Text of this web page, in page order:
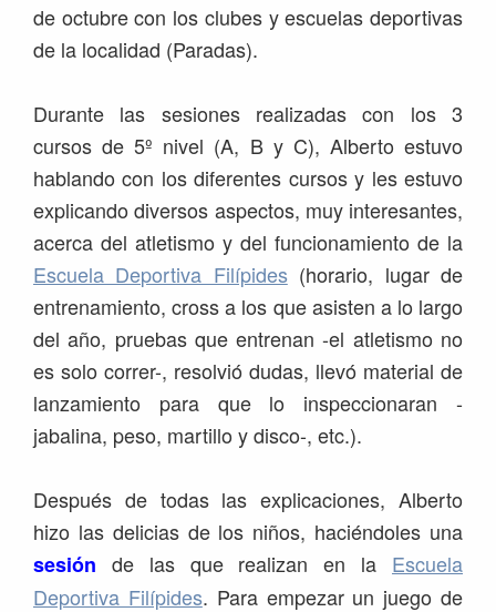
de octubre con los clubes y escuelas deportivas
de la localidad (Paradas).
Durante las sesiones realizadas con los 3
cursos de 5º nivel (A, B y C), Alberto estuvo
hablando con los diferentes cursos y les estuvo
explicando diversos aspectos, muy interesantes,
acerca del atletismo y del funcionamiento de la
Escuela Deportiva Filípides (horario, lugar de
entrenamiento, cross a los que asisten a lo largo
del año, pruebas que entrenan -el atletismo no
es solo correr-, resolvió dudas, llevó material de
lanzamiento para que lo inspeccionaran -
jabalina, peso, martillo y disco-, etc.).
Después de todas las explicaciones, Alberto
hizo las delicias de los niños, haciéndoles una
sesión de las que realizan en la Escuela
Deportiva Filípides. Para empezar un juego de